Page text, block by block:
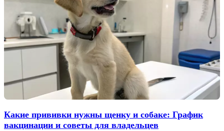
Какие прививки нужны щенку и собаке: График
вакцинации и советы для владельцев